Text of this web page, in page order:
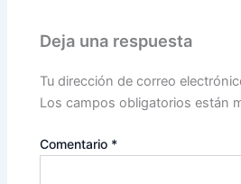
Deja una respuesta
Tu dirección de correo
Los campos obligatorios están
Comentario *